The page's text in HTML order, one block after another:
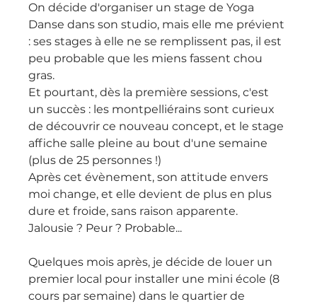
On décide d'organiser un stage de Yoga
Danse dans son studio, mais elle me prévient
: ses stages à elle ne se remplissent pas, il est
peu probable que les miens fassent chou
gras.
Et pourtant, dès la première sessions, c'est
un succès : les montpelliérains sont curieux
de découvrir ce nouveau concept, et le stage
affiche salle pleine au bout d'une semaine
(plus de 25 personnes !)
Après cet évènement, son attitude envers
moi change, et elle devient de plus en plus
dure et froide, sans raison apparente.
Jalousie ? Peur ? Probable...
Quelques mois après, je décide de louer un
premier local pour installer une mini école (8
cours par semaine) dans le quartier de